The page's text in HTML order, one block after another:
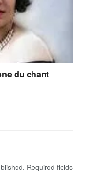
du chant
Required fields